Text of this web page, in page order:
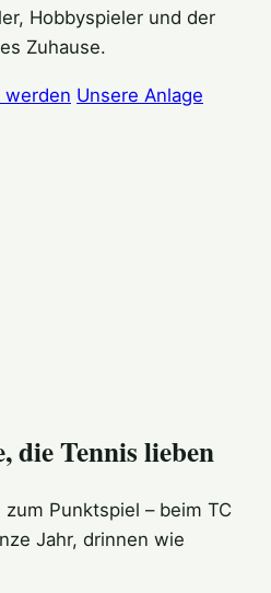
Hobbyspieler und der
Zuhause.
werden Unsere Anlage
die Tennis lieben
Punktspiel – beim TC
Jahr, drinnen wie